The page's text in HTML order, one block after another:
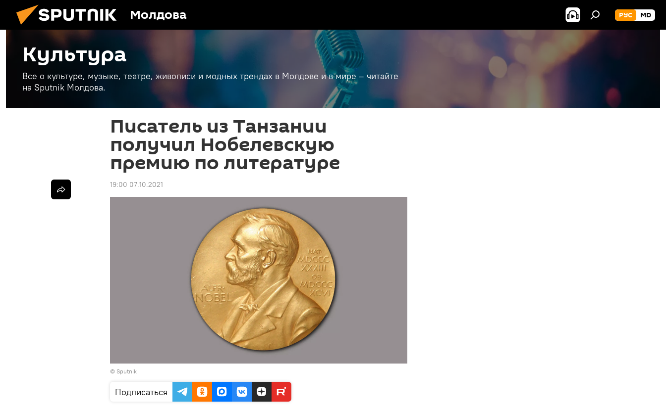
Молдова РУС MD
Культура
Все о культуре, музыке, театре, живописи и модных трендах в Молдове и в мире – читайте
на Sputnik Молдова.
Писатель из Танзании
получил Нобелевскую
премию по литературе
19:00 07.10.2021
© Sputnik
Подписаться